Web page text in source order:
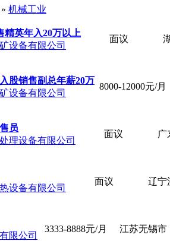
» 机械工业
精英年入20万以上
设备有限公司
面议
股销售副总年薪20万
设备有限公司
8000-12000元/月
员
理设备有限公司
面议 广
设备有限公司
面议 辽宁
限公司
3333-8888元/月 江苏无锡市